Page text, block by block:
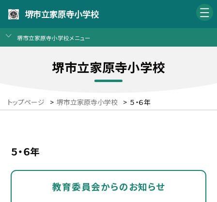
堺市立家原寺小学校
堺市立家原寺小学校メニュー
堺市立家原寺小学校
トップページ > 堺市立家原寺小学校 > ５・６年
５・６年
教育委員会からのお知らせ